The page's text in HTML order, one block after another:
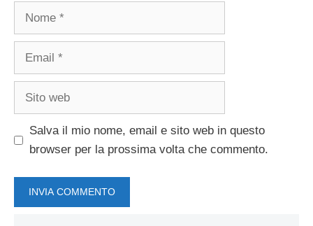
Nome
Email
Sito
Salva il mio nome, email e sito web in questo
browser per la prossima volta che commento.